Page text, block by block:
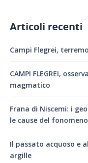
Articoli recenti
Campi Flegrei,
CAMPI FLEGREI,
magmatico
Frana di Niscemi: i
le cause del fonomeno
Il passato acquoso e
argille